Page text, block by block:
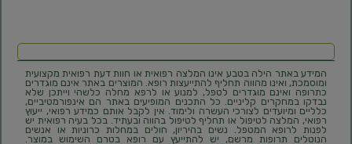
המידע באתר הילה בטבע אינו המלצה רפואית או חוות דעת רפואית מקצועית
ומוסמכת, ואינו מהווה תחליף להתייעצות רופא. המוצרים באתר אינם מוגדרים
כתרופה ואינם מוגדרים לטפל, למנוע או לרפא מחלה כלשהי וייתכן שלא
נבדקו במחקרים קליניים. כל התכנים המופיעים באתר הם אינפורמטיביים,
כלליים ומיועדים לצורכי העשרה ולימוד. אין לקבל אותם כמידע רפואי, ייעוץ
רפואי, המלצה לטיפול או תחליף לטיפול בהווה ובעתיד. בכל בעיה רפואית יש
לפנות לרופא המטפל. נשים בהיריון, חולים במחלות כרוניות או אנשים
הנוטלים תרופות מרשם, יש להתייעץ עם רופא בטרם השימוש במוצר.